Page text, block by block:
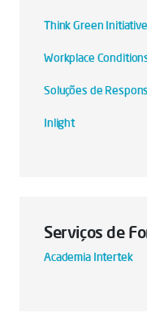
Think Green
Workplace
Soluções de
Inlight
Serviços de
Academia Intertek